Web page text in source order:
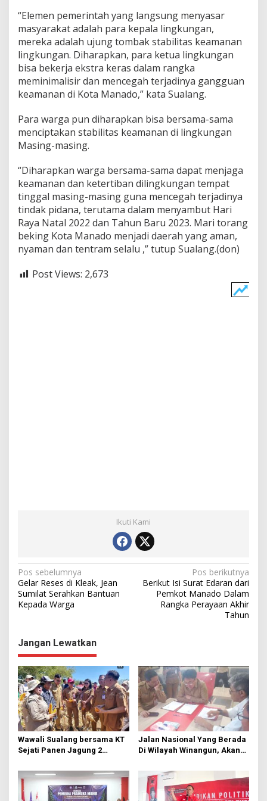
n
g
“Elemen pemerintah yang langsung menyasar
masyarakat adalah para kepala lingkungan,
mereka adalah ujung tombak stabilitas keamanan
lingkungan. Diharapkan, para ketua lingkungan
bisa bekerja ekstra keras dalam rangka
meminimalisir dan mencegah terjadinya gangguan
keamanan di Kota Manado,” kata Sualang.
Para warga pun diharapkan bisa bersama-sama
menciptakan stabilitas keamanan di lingkungan
Masing-masing.
“Diharapkan warga bersama-sama dapat menjaga
keamanan dan ketertiban dilingkungan tempat
tinggal masing-masing guna mencegah terjadinya
tindak pidana, terutama dalam menyambut Hari
Raya Natal 2022 dan Tahun Baru 2023. Mari torang
beking Kota Manado menjadi daerah yang aman,
nyaman dan tentram selalu ,” tutup Sualang.(don)
Post Views: 2,673
Ikuti Kami
N
a
v
g
a
s
i
p
o
s
Pos sebelumnya
Gelar Reses di Kleak, Jean
Sumilat Serahkan Bantuan
Kepada Warga
Pos berikutnya
Berikut Isi Surat Edaran dari
Pemkot Manado Dalam
Rangka Perayaan Akhir
Tahun
Jangan Lewatkan
Wawali Sualang bersama KT
Sejati Panen Jagung 2
Jalan Nasional Yang Berada
Di Wilayah Winangun, Akan